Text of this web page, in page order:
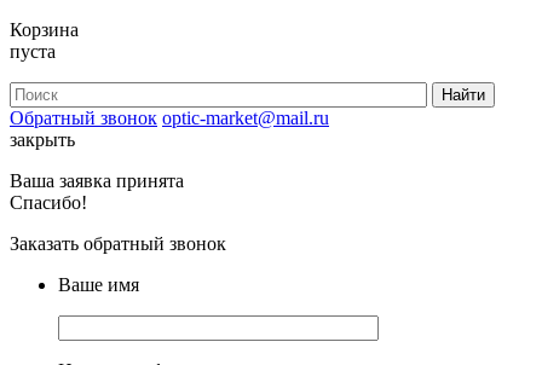
Корзина
пуста
Обратный звонок optic-market@mail.ru
закрыть
Ваша заявка принята
Спасибо!
Заказать обратный звонок
Ваше имя